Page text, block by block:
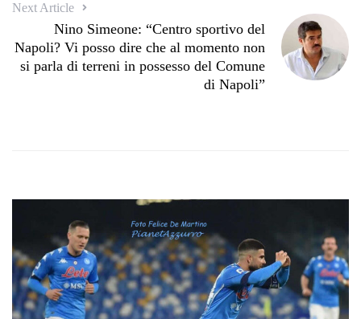
Next Article
Nino Simeone: “Centro sportivo del
Napoli? Vi posso dire che al momento non
si parla di terreni in possesso del Comune
di Napoli”